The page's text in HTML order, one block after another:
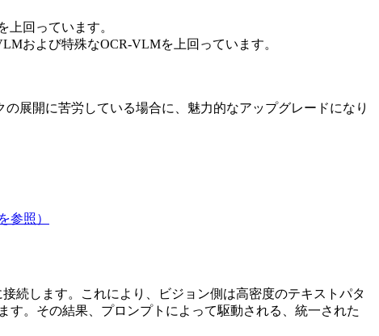
回っています。
および特殊なOCR-VLMを上回っています。
展開に苦労している場合に、魅力的なアップグレードになり
参照）
続します。これにより、ビジョン側は高密度のテキストパタ
。その結果、プロンプトによって駆動される、統一された